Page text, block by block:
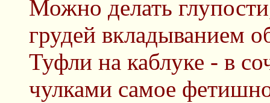
Можно делать
грудей вкладыванием
Туфли на каблуке - в
чулками самое